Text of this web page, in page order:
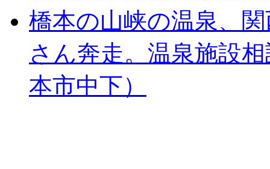
橋本の山峡の温泉、
さん奔走。温泉施設
本市中下）